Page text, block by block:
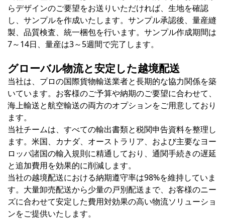
らデザインのご要望をお送りいただければ、生地を確認
し、サンプルを作成いたします。サンプル承認後、量産縫
製、品質検査、統一梱包を行います。サンプル作成期間は
7～14日、量産は3～5週間で完了します。
グローバル物流と安定した越境配送
当社は、プロの国際貨物輸送業者と長期的な協力関係を築
いています。お客様のご予算や納期のご要望に合わせて、
海上輸送と航空輸送の両方のオプションをご用意しており
ます。
当社チームは、すべての輸出書類と税関申告資料を整理し
ます。米国、カナダ、オーストラリア、および主要なヨー
ロッパ諸国の輸入規則に精通しており、通関手続きの遅延
と追加費用を効果的に削減します。
当社の越境配送における納期遵守率は98%を維持していま
す。大量卸売配送から少量の戸別配送まで、お客様のニー
ズに合わせて安定した費用対効果の高い物流ソリューショ
ンをご提供いたします。